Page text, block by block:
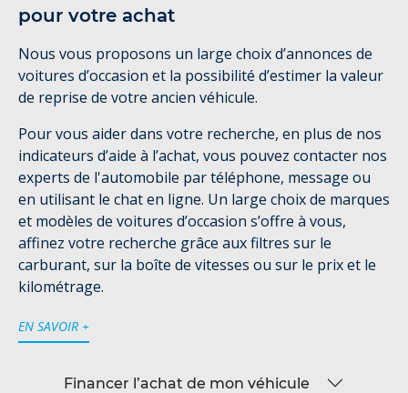
pour votre achat
Nous vous proposons un large choix d’annonces de
voitures d’occasion et la possibilité d’estimer la valeur
de reprise de votre ancien véhicule.
Pour vous aider dans votre recherche, en plus de nos
indicateurs d’aide à l’achat, vous pouvez contacter nos
experts de l'automobile par téléphone, message ou
en utilisant le chat en ligne. Un large choix de marques
et modèles de voitures d’occasion s’offre à vous,
affinez votre recherche grâce aux filtres sur le
carburant, sur la boîte de vitesses ou sur le prix et le
kilométrage.
EN SAVOIR +
Financer l’achat de mon véhicule